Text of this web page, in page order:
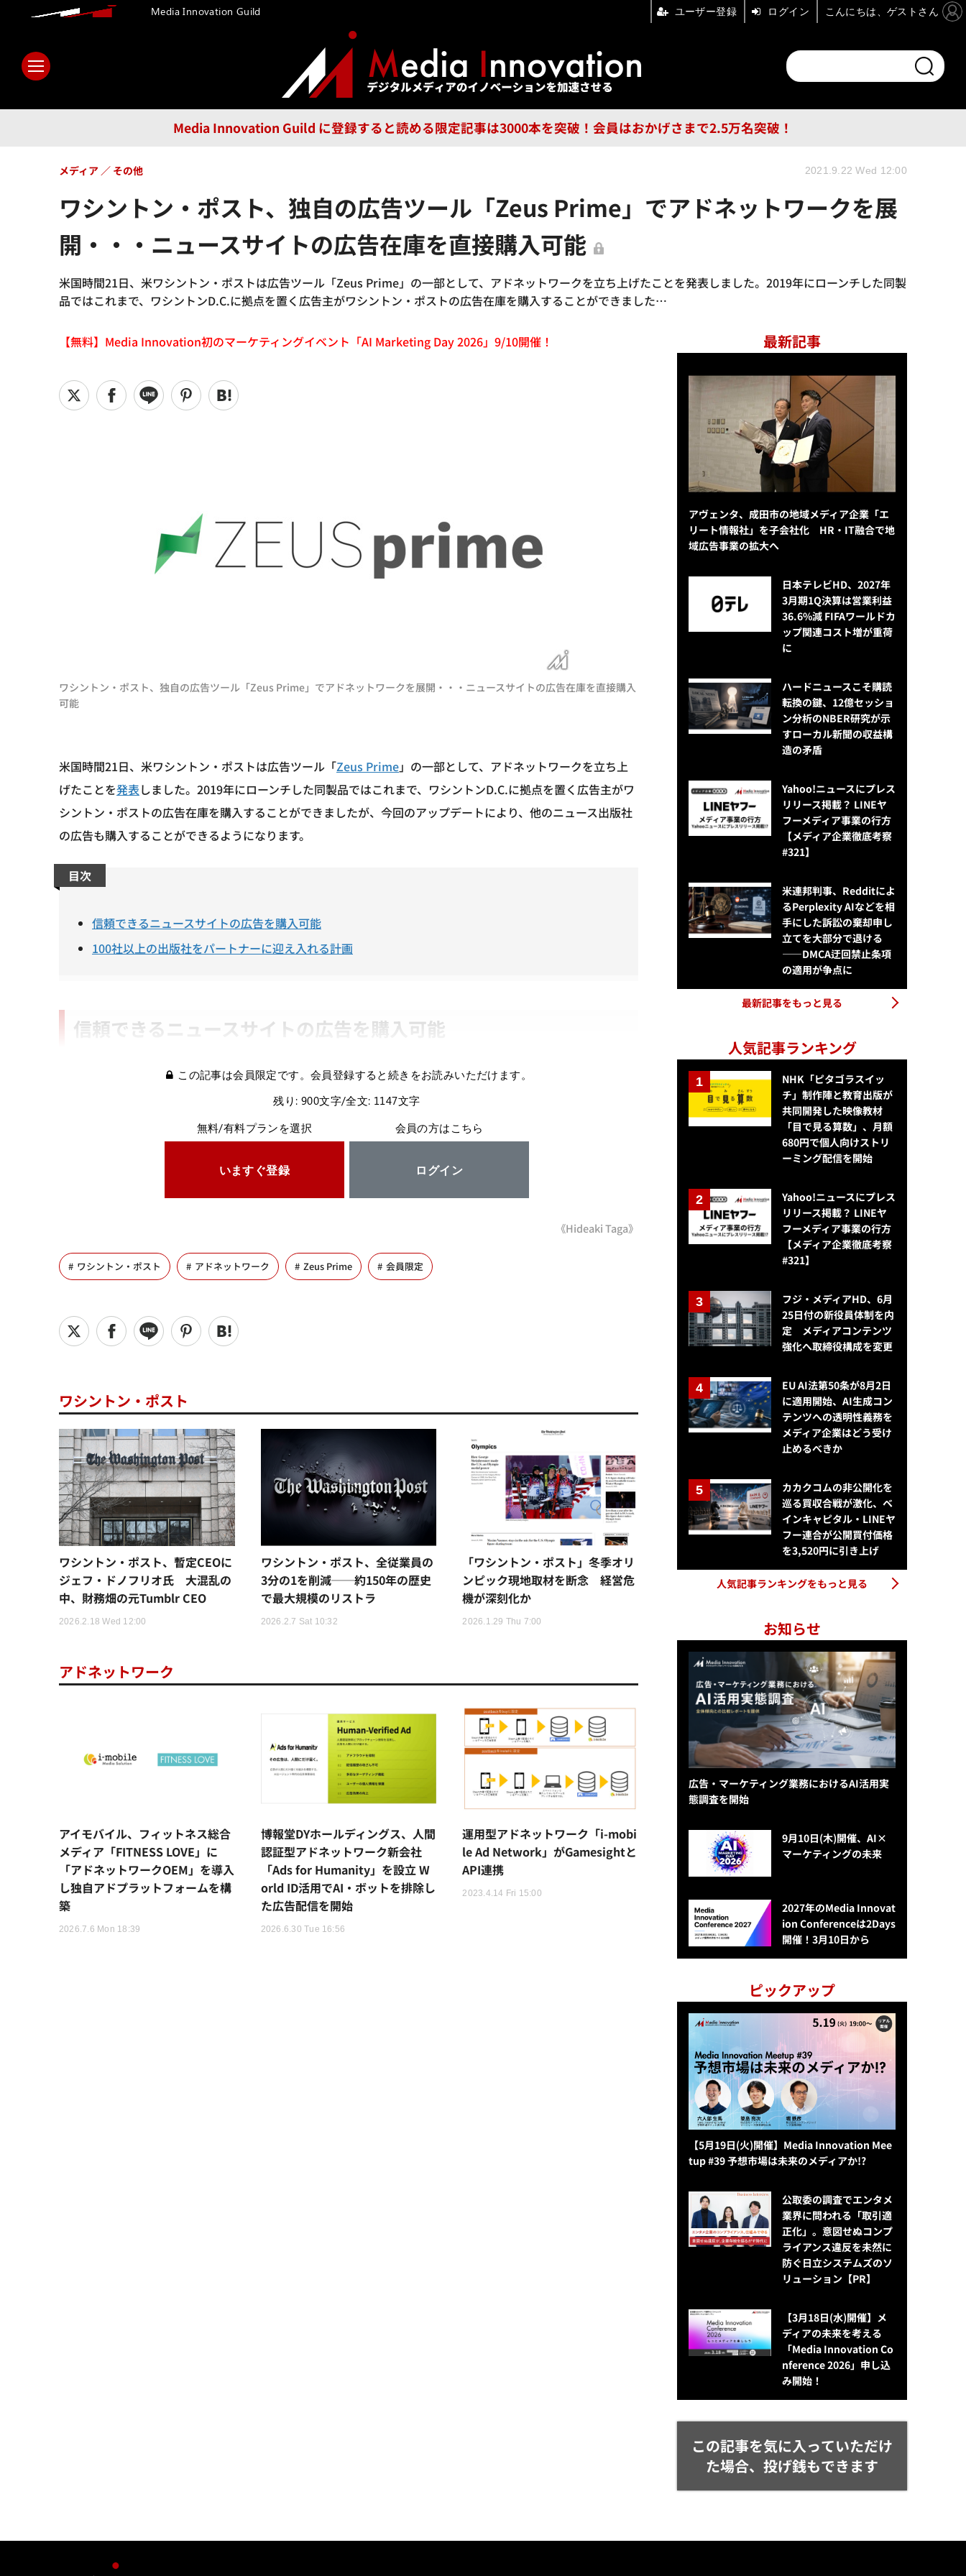
Media Innovation Guild に登録すると読める限定記事は3000本を突破！会員はおかげさまで2.5万名突破！
メディア テクノロジー 広告 企業 特集 ブランドチャンネル
フォーエム その他
ワシントン・ポスト、独自の広告ツール「Zeus Prime」でアドネットワークを展
開・・・ニュースサイトの広告在庫を直接購入可能
米国時間21日、米ワシントン・ポストは広告ツール「Zeus Prime」の一部として、アドネットワークを立ち上げたことを発表しました。2019年にローンチした同製
品ではこれまで、ワシントンD.C.に拠点を置く広告主がワシントン・ポストの広告在庫を購入することができました…
メディア その他 2021.9.22 Wed 12:00
【無料】Media Innovation初のマーケティングイベント「AI Marketing Day 2026」9/10開催！
ワシントン・ポスト、独自の広告ツール「Zeus Prime」でアドネットワークを展開・・・ニュースサイトの広告在庫を直接購入
可能
米国時間21日、米ワシントン・ポストは広告ツール「Zeus Prime」の一部として、アドネットワークを立ち上
げたことを発表しました。2019年にローンチした同製品ではこれまで、ワシントンD.C.に拠点を置く広告主がワ
シントン・ポストの広告在庫を購入することができましたが、今回のアップデートにより、他のニュース出版社
の広告も購入することができるようになります。
目次
信頼できるニュースサイトの広告を購入可能
100社以上の出版社をパートナーに迎え入れる計画
信頼できるニュースサイトの広告を購入可能
この記事は会員限定です。会員登録すると続きをお読みいただけます。
残り: 900文字/全文: 1147文字
無料/有料プランを選択
いますぐ登録
会員の方はこちら
ログイン
《Hideaki Taga》
ワシントン・ポスト アドネットワーク Zeus Prime 会員限定
ワシントン・ポスト
ワシントン・ポスト、暫定CEOに
ジェフ・ドノフリオ氏 大混乱の
中、財務畑の元Tumblr CEO
2026.2.18 Wed 12:00
ワシントン・ポスト、全従業員の
3分の1を削減──約150年の歴史
で最大規模のリストラ
2026.2.7 Sat 10:32
「ワシントン・ポスト」冬季オリ
ンピック現地取材を断念 経営危
機が深刻化か
2026.1.29 Thu 7:00
アドネットワーク
アイモバイル、フィットネス総合
メディア「FITNESS LOVE」に
「アドネットワークOEM」を導入
し独自アドプラットフォームを構
築
2026.7.6 Mon 18:39
博報堂DYホールディングス、人間
認証型アドネットワーク新会社
「Ads for Humanity」を設立 W
orld ID活用でAI・ボットを排除し
た広告配信を開始
2026.6.30 Tue 16:56
運用型アドネットワーク「i-mobi
le Ad Network」がGamesightと
API連携
2023.4.14 Fri 15:00
最新記事
アヴェンタ、成田市の地域メディア企業「エ
リート情報社」を子会社化 HR・IT融合で地
域広告事業の拡大へ
日本テレビHD、2027年
3月期1Q決算は営業利益
36.6%減 FIFAワールドカ
ップ関連コスト増が重荷
に
ハードニュースこそ購読
転換の鍵、12億セッショ
ン分析のNBER研究が示
すローカル新聞の収益構
造の矛盾
Yahoo!ニュースにプレス
リリース掲載？ LINEヤ
フーメディア事業の行方
【メディア企業徹底考察
#321】
米連邦判事、Redditによ
るPerplexity AIなどを相
手にした訴訟の棄却申し
立てを大部分で退ける
——DMCA迂回禁止条項
の適用が争点に
最新記事をもっと見る
人気記事ランキング
NHK「ピタゴラスイッ
チ」制作陣と教育出版が
共同開発した映像教材
「目で見る算数」、月額
680円で個人向けストリ
ーミング配信を開始
Yahoo!ニュースにプレス
リリース掲載？ LINEヤ
フーメディア事業の行方
【メディア企業徹底考察
#321】
フジ・メディアHD、6月
25日付の新役員体制を内
定 メディアコンテンツ
強化へ取締役構成を変更
EU AI法第50条が8月2日
に適用開始、AI生成コン
テンツへの透明性義務を
メディア企業はどう受け
止めるべきか
カカクコムの非公開化を
巡る買収合戦が激化、ベ
インキャピタル・LINEヤ
フー連合が公開買付価格
を3,520円に引き上げ
人気記事ランキングをもっと見る
お知らせ
広告・マーケティング業務におけるAI活用実
態調査を開始
9月10日(木)開催、AI×
マーケティングの未来
2027年のMedia Innovat
ion Conferenceは2Days
開催！3月10日から
ピックアップ
【5月19日(火)開催】Media Innovation Mee
tup #39 予想市場は未来のメディアか!?
公​​取委の調査でエンタメ
業界に問われる「取引適
正化」。意図せぬコンプ
ライアンス違反を未然に
防ぐ日立システムズのソ
リューション​【PR】
【3月18日(水)開催】メ
ディアの未来を考える
「Media Innovation Co
nference 2026」申し込
み開始！
この記事を気に入っていただけ
た場合、投げ銭もできます
Media Innovation Guild ユーザー登録 ログイン こんにちは、ゲストさん